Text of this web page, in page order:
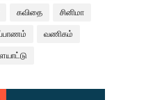
கவிதை சினிமா
வணிகம்